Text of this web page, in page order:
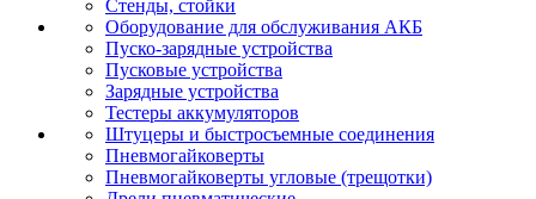
Стенды, стойки
Оборудование для обслуживания АКБ
Пуско-зарядные устройства
Пусковые устройства
Зарядные устройства
Тестеры аккумуляторов
Штуцеры и быстросъемные соединения
Пневмогайковерты
Пневмогайковерты угловые (трещотки)